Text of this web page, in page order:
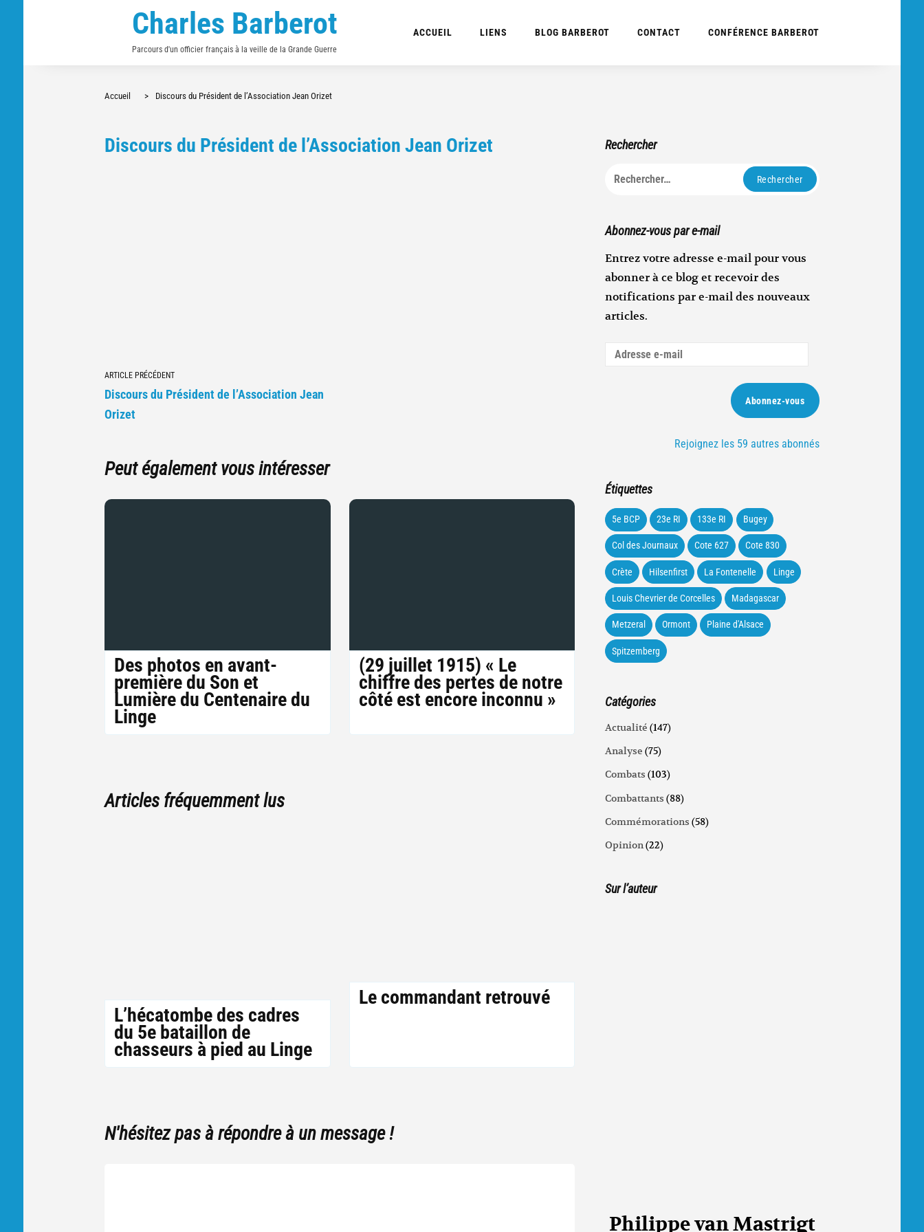
Charles Barberot
Parcours d'un officier français à la veille de la Grande Guerre
ACCUEIL LIENS BLOG BARBEROT CONTACT CONFÉRENCE BARBEROT
Accueil > Discours du Président de l’Association Jean Orizet
Discours du Président de l’Association Jean Orizet
Navigation
vers
d'autres
ARTICLE PRÉCÉDENT
Discours du Président de l’Association Jean
Orizet
Peut également vous intéresser
Des photos en avant-
première du Son et
Lumière du Centenaire du
Linge
(29 juillet 1915) « Le
chiffre des pertes de notre
côté est encore inconnu »
Articles fréquemment lus
L’hécatombe des cadres
du 5e bataillon de
chasseurs à pied au Linge
Le commandant retrouvé
N'hésitez pas à répondre à un message !
Rechercher
Rechercher :
Abonnez-vous par e-mail
Entrez votre adresse e-mail pour vous
abonner à ce blog et recevoir des
notifications par e-mail des nouveaux
articles.
Adresse
Abonnez-vous
Rejoignez les 59 autres abonnés
Étiquettes
5e BCP 23e RI 133e RI Bugey
Col des Journaux Cote 627 Cote 830
Crète Hilsenfirst La Fontenelle Linge
Louis Chevrier de Corcelles Madagascar
Metzeral Ormont Plaine d'Alsace
Spitzemberg
Catégories
Actualité (147)
Analyse (75)
Combats (103)
Combattants (88)
Commémorations (58)
Opinion(22)
Sur l’auteur
Philippe van Mastrigt